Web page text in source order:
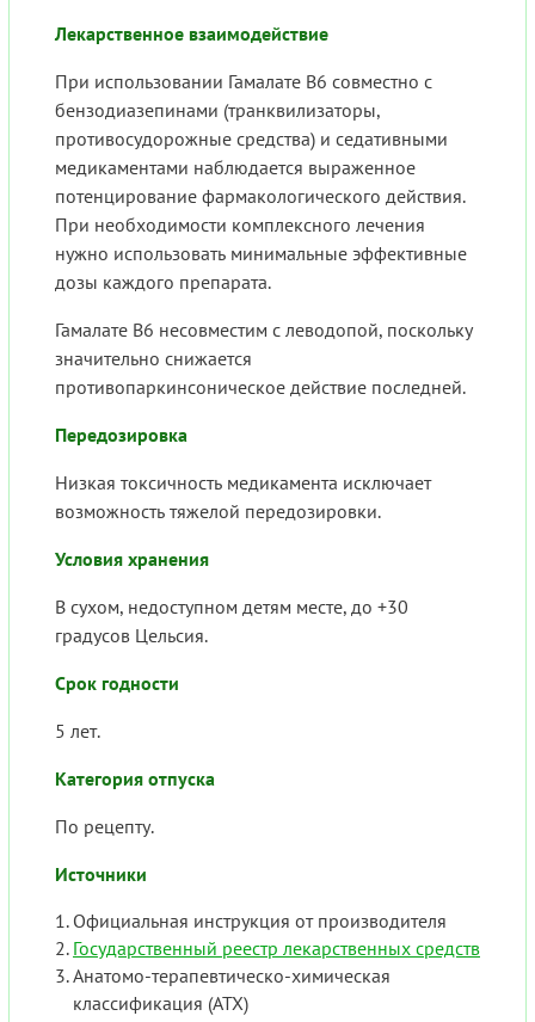
Лекарственное взаимодействие
При использовании Гамалате В6 совместно с
бензодиазепинами (транквилизаторы,
противосудорожные средства) и седативными
медикаментами наблюдается выраженное
потенцирование фармакологического действия.
При необходимости комплексного лечения
нужно использовать минимальные эффективные
дозы каждого препарата.
Гамалате В6 несовместим с леводопой, поскольку
значительно снижается
противопаркинсоническое действие последней.
Передозировка
Низкая токсичность медикамента исключает
возможность тяжелой передозировки.
Условия хранения
В сухом, недоступном детям месте, до +30
градусов Цельсия.
Срок годности
5 лет.
Категория отпуска
По рецепту.
Источники
Официальная инструкция от производителя
Государственный реестр лекарственных средств
Анатомо-терапевтическо-химическая
классификация (ATX)